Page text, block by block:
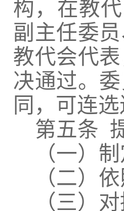
构，在教
副主任委
教代会代
决通过。
同，可连选
第五条
（一）
（二）
（三）